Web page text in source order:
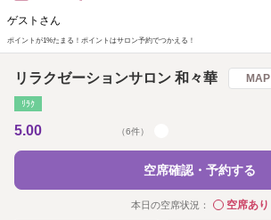
ゲストさん
ポイントが1%たまる！ ポイントはサロン予約でつかえる！
リラクゼーションサロン 和々華 MAP
ﾘﾗｸ
5.00 （6件）
空席確認・予約する
本日の空席状況： ◯空席あり